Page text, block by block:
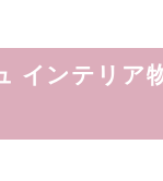
インテリア